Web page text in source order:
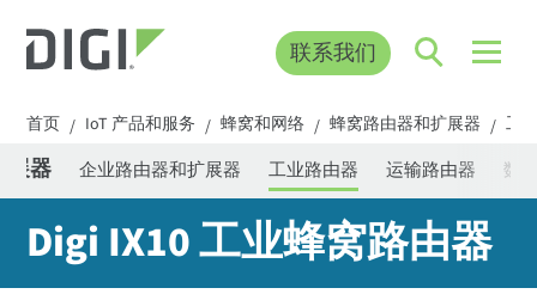
联系我们
首页 / IoT 产品和服务 / 蜂窝和网络 / 蜂窝路由器和扩展器 / 工
展器 企业路由器和扩展器 工业路由器 运输路由器 数
Digi IX10 工业蜂窝路由器